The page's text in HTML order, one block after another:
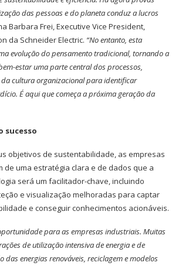
das pessoas e do planeta conduz a lucros
Barbara Frei, Executive Vice President,
da Schneider Electric. “No entanto, esta
evolução do pensamento tradicional, tornando a
estar uma parte central dos processos,
cultura organizacional para identificar
É aqui que começa a próxima geração da
sucesso
objetivos de sustentabilidade, as empresas
de uma estratégia clara e de dados que a
será um facilitador-chave, incluindo
e visualização melhoradas para captar
e conseguir conhecimentos acionáveis.
para as empresas industriais. Muitas
de utilização intensiva de energia e de
das energias renováveis, reciclagem e modelos